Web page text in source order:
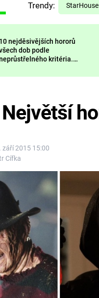
PREDÁTOR
Trendy: StarHouse
10 nejděsivějších hororů
dob podle
kritéria.
zvednou tep?
září 2015 15:00
Cífka
Největší